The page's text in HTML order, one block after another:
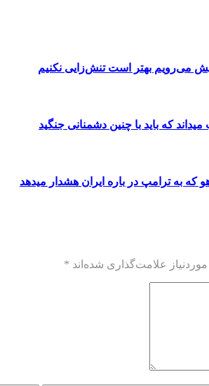
می‌رویم بهتر است تنش‌زایی نکنیم
که باید با چنین دشمنانی جنگید
که به ترامپ در باره ایران هشدار میدهد
علامت‌گذاری شده‌اند *